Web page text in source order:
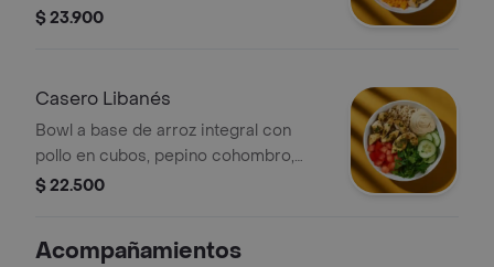
negros, pico de gallo y guacamole.
$ 23.900
Casero Libanés
Bowl a base de arroz integral con
pollo en cubos, pepino cohombro,
tomate, hummus de garbanzos y un
$ 22.500
Acompañamientos